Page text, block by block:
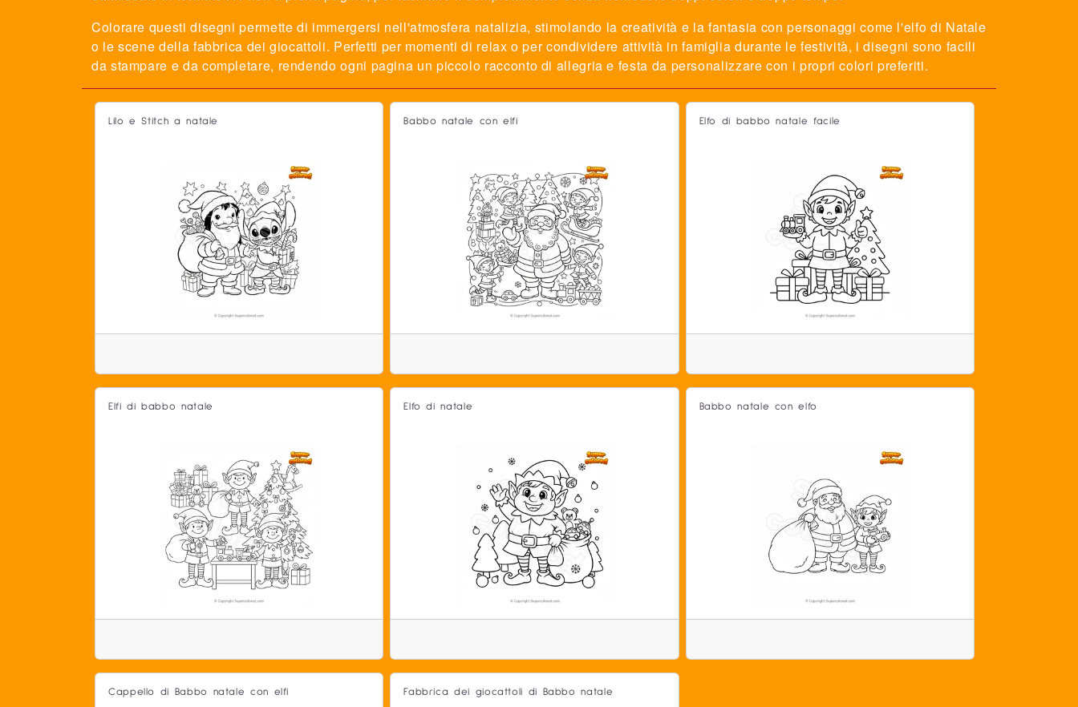
Colorare questi disegni permette di immergersi nell'atmosfera natalizia, stimolando la creatività e la fantasia con personaggi come l'elfo di Natale
o le scene della fabbrica dei giocattoli. Perfetti per momenti di relax o per condividere attività in famiglia durante le festività, i disegni sono facili
da stampare e da completare, rendendo ogni pagina un piccolo racconto di allegria e festa da personalizzare con i propri colori preferiti.
Lilo e Stitch a natale Babbo natale con elfi Elfo di babbo natale facile
Elfi di babbo natale Elfo di natale Babbo natale con elfo
Cappello di Babbo natale con elfi Fabbrica dei giocattoli di Babbo natale